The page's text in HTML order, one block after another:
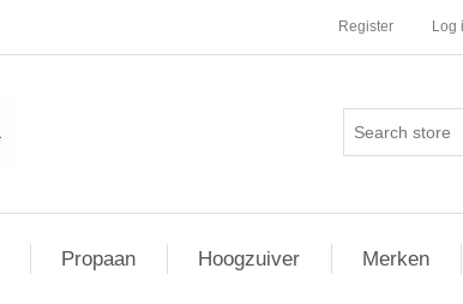
Register Log
Propaan Hoogzuiver Merken